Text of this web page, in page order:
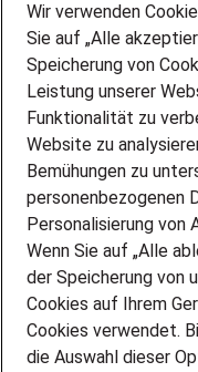
DEINE BERUFSGRUPPE
DEINE LEBENSSITUATION
PARTNERSHIP WITH
INITIATIV BEWERBEN
ÜBER UNS
STANDORTE
BLOG
PRESSE
KONTAKT
Wir verwenden
Sie auf „Alle
Speicherung von
Leistung unserer
Funktionalität zu
Website zu
Bemühungen zu
personenbezogenen
Personalisierung von
Wenn Sie auf „Alle
der Speicherung von
Cookies auf Ihrem
Cookies verwendet.
die Auswahl dieser